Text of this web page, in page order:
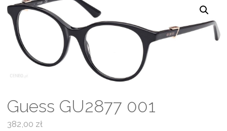
Guess GU2877 001
382,00 zł